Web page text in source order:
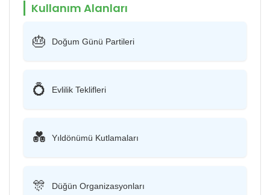
Kullanım Alanları
🎂 Doğum Günü Partileri
💍 Evlilik Teklifleri
💑 Yıldönümü Kutlamaları
🎊 Düğün Organizasyonları